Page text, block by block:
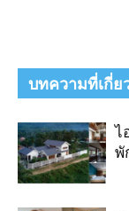
บทความที่เกี่ย
ไ
พั